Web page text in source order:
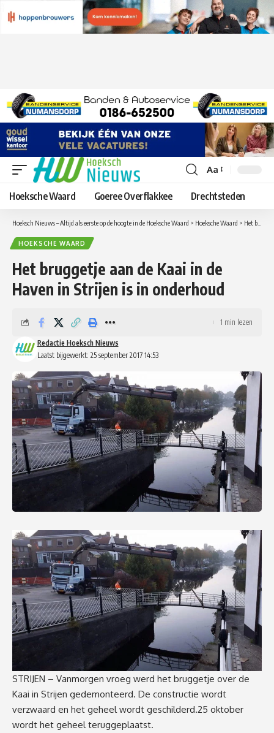
Lettergrootte
aanpassen
Aa
Hoeksche Waard Goeree Overflakkee Drechtsteden
Hoeksch Nieuws – Altijd als eerste op de hoogte in de Hoeksche Waard > Hoeksche Waard > Het bruggetje aan de Kaai in de Haven in Strijen is in onderhoud
HOEKSCHE WAARD
Het bruggetje aan de Kaai in de
Haven in Strijen is in onderhoud
Laatst bijgewerkt: 25 september 2017 14:53
Redactie Hoeksch Nieuws
1 min lezen
STRIJEN – Vanmorgen vroeg werd het bruggetje over de
Kaai in Strijen gedemonteerd. De constructie wordt
verzwaard en het geheel wordt geschilderd.25 oktober
wordt het geheel teruggeplaatst.